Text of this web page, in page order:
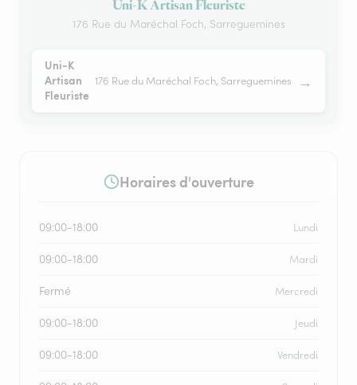
Uni-K Artisan Fleuriste
176 Rue du Maréchal Foch, Sarreguemines
Uni-K
Artisan
Fleuriste
176 Rue du Maréchal Foch, Sarreguemines →
Horaires d'ouverture
09:00-18:00 Lundi
09:00-18:00 Mardi
Fermé Mercredi
09:00-18:00 Jeudi
09:00-18:00 Vendredi